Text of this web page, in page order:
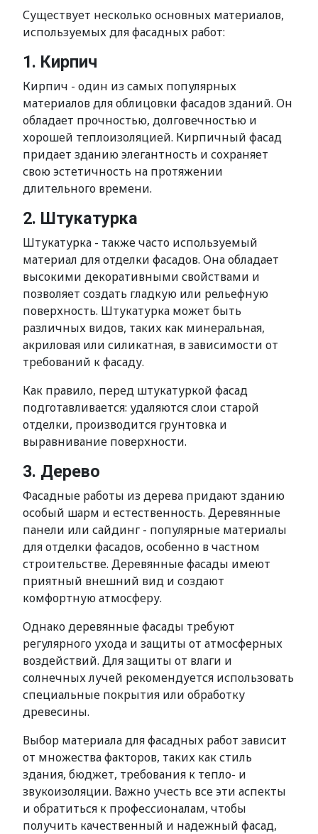
Существует несколько основных материалов,
используемых для фасадных работ:
1. Кирпич
Кирпич - один из самых популярных
материалов для облицовки фасадов зданий. Он
обладает прочностью, долговечностью и
хорошей теплоизоляцией. Кирпичный фасад
придает зданию элегантность и сохраняет
свою эстетичность на протяжении
длительного времени.
2. Штукатурка
Штукатурка - также часто используемый
материал для отделки фасадов. Она обладает
высокими декоративными свойствами и
позволяет создать гладкую или рельефную
поверхность. Штукатурка может быть
различных видов, таких как минеральная,
акриловая или силикатная, в зависимости от
требований к фасаду.
Как правило, перед штукатуркой фасад
подготавливается: удаляются слои старой
отделки, производится грунтовка и
выравнивание поверхности.
3. Дерево
Фасадные работы из дерева придают зданию
особый шарм и естественность. Деревянные
панели или сайдинг - популярные материалы
для отделки фасадов, особенно в частном
строительстве. Деревянные фасады имеют
приятный внешний вид и создают
комфортную атмосферу.
Однако деревянные фасады требуют
регулярного ухода и защиты от атмосферных
воздействий. Для защиты от влаги и
солнечных лучей рекомендуется использовать
специальные покрытия или обработку
древесины.
Выбор материала для фасадных работ зависит
от множества факторов, таких как стиль
здания, бюджет, требования к тепло- и
звукоизоляции. Важно учесть все эти аспекты
и обратиться к профессионалам, чтобы
получить качественный и надежный фасад,